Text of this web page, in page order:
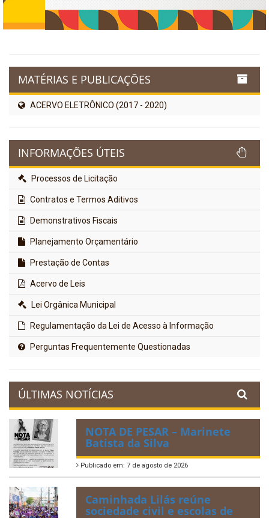
MATÉRIAS E PUBLICAÇÕES
ACERVO ELETRÔNICO (2017 - 2020)
INFORMAÇÕES ÚTEIS
Processos de Licitação
Contratos e Termos Aditivos
Demonstrativos Fiscais
Planejamento Orçamentário
Prestação de Contas
Acervo de Leis
Lei Orgânica Municipal
Regulamentação da Lei de Acesso à Informação
Perguntas Frequentemente Questionadas
ÚLTIMAS NOTÍCIAS
NOTA DE PESAR – Marinete
Batista da Silva
Publicado em: 7 de agosto de 2026
Caminhada Lilás reúne
sociedade civil e escolas de